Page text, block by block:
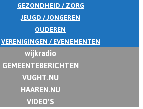
GEZONDHEID / ZORG
JEUGD / JONGEREN
OUDEREN
VERENIGINGEN / EVENEMENTEN
wijkradio
GEMEENTEBERICHTEN
VUGHT.NU
HAAREN.NU
VIDEO’S